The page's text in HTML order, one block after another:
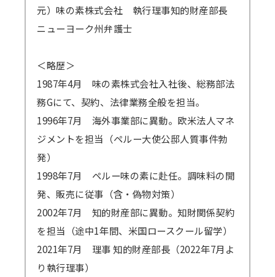
元）味の素株式会社 執行理事知的財産部長
ニューヨーク州弁護士
＜略歴＞
1987年4月 味の素株式会社入社後、総務部法
務Gにて、契約、法律業務全般を担当。
1996年7月 海外事業部に異動。欧米法人マネ
ジメントを担当（ペルー大使公邸人質事件勃
発）
1998年7月 ペルー味の素に赴任。調味料の開
発、販売に従事（含・偽物対策）
2002年7月 知的財産部に異動。知財関係契約
を担当（途中1年間、米国ロースクール留学）
2021年7月 理事 知的財産部長（2022年7月よ
り執行理事）